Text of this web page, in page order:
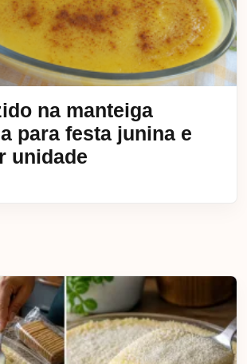
na manteiga
para festa junina e
unidade